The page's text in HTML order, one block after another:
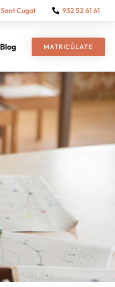
Sant Cugat 932 52 61 61
Blog MATRICÚLATE